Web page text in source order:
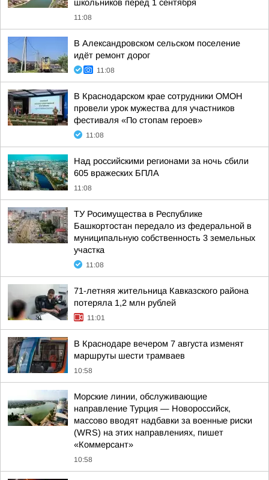
школьников перед 1 сентября
11:08
В Александровском сельском поселение
идёт ремонт дорог
11:08
В Краснодарском крае сотрудники ОМОН
провели урок мужества для участников
фестиваля «По стопам героев»
11:08
Над российскими регионами за ночь сбили
605 вражеских БПЛА
11:08
ТУ Росимущества в Республике
Башкортостан передало из федеральной в
муниципальную собственность 3 земельных
участка
11:08
71-летняя жительница Кавказского района
потеряла 1,2 млн рублей
11:01
В Краснодаре вечером 7 августа изменят
маршруты шести трамваев
10:58
Морские линии, обслуживающие
направление Турция — Новороссийск,
массово вводят надбавки за военные риски
(WRS) на этих направлениях, пишет
«Коммерсант»
10:58